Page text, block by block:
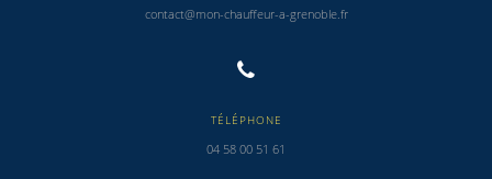
contact@mon-chauffeur-a-grenoble.fr
TÉLÉPHONE
04 58 00 51 61